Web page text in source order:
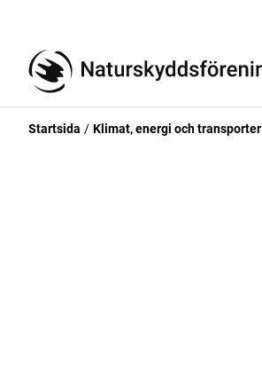
Startsida Klimat, energi och transporter